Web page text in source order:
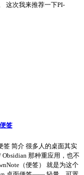
这次我来推荐一下PI-
签
签 简介 很多人的桌面其实
那种重应用，也不
（便签） 就是为这个